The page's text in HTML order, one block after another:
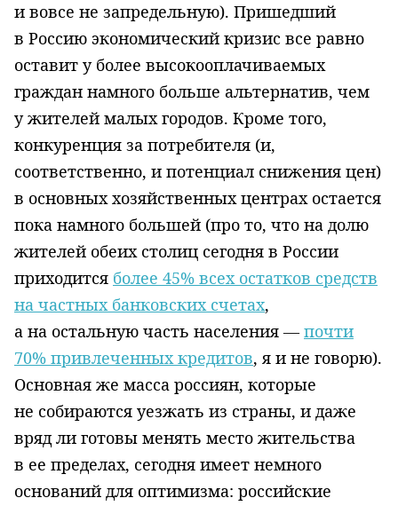
и вовсе не запредельную). Пришедший
в Россию экономический кризис все равно
оставит у более высокооплачиваемых
граждан намного больше альтернатив, чем
у жителей малых городов. Кроме того,
конкуренция за потребителя (и,
соответственно, и потенциал снижения цен)
в основных хозяйственных центрах остается
пока намного большей (про то, что на долю
жителей обеих столиц сегодня в России
приходится более 45% всех остатков средств
на частных банковских счетах,
а на остальную часть населения —почти
70% привлеченных кредитов, я и не говорю).
Основная же масса россиян, которые
не собираются уезжать из страны, и даже
вряд ли готовы менять место жительства
в ее пределах, сегодня имеет немного
оснований для оптимизма: российские